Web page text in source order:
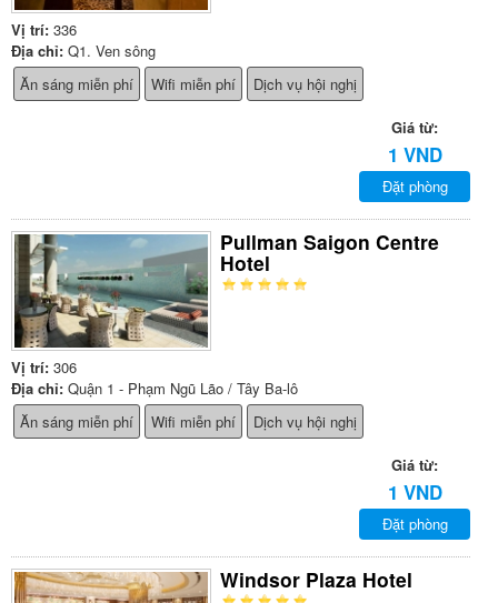
Vị trí: 336
Địa chỉ: Q1. Ven sông
Ăn sáng miễn phí
Wifi miễn phí Dịch vụ hội nghị
Giá từ:
1 VND
Đặt phòng
Pullman Saigon Centre
Hotel
Vị trí: 306
Địa chỉ: Quận 1 - Phạm Ngũ Lão / Tây Ba-lô
Ăn sáng miễn phí
Wifi miễn phí Dịch vụ hội nghị
Giá từ:
1 VND
Đặt phòng
Windsor Plaza Hotel